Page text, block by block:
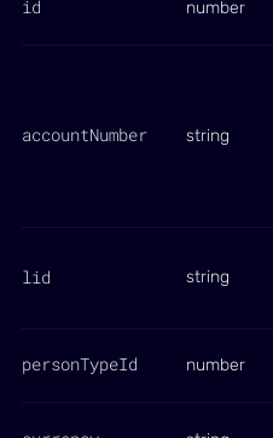
id number
accountNumber string
lid string
personTypeId number